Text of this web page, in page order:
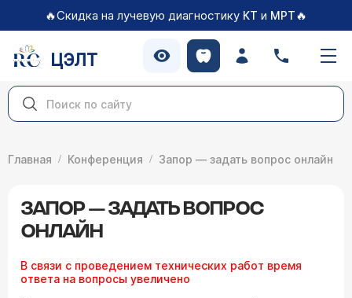
🔥Скидка на лучевую диагностику КТ и МРТ🔥
ЦЭЛТ
Главная Конференция Запор — задать вопрос онлайн
ЗАПОР — ЗАДАТЬ ВОПРОС
ОНЛАЙН
В связи с проведением технических работ время
ответа на вопросы увеличено